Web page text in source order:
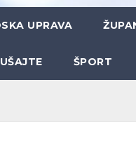
UPRAVA
ŠPORT